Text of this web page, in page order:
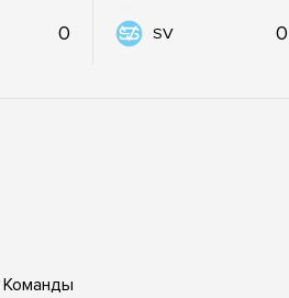
0 SV 0
Команды